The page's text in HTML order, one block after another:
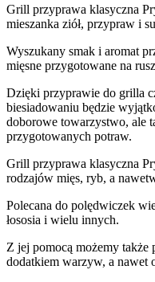
Grill przyprawa klasyczna
mieszanka ziół, przypraw i
Wyszukany smak i aromat
mięsne przygotowane na
Dzięki przyprawie do grilla
biesiadowaniu będzie
doborowe towarzystwo, ale
przygotowanych potraw.
Grill przyprawa klasyczna
rodzajów mięs, ryb, a
Polecana do polędwiczek
łososia i wielu innych.
Z jej pomocą możemy także
dodatkiem warzyw, a nawet